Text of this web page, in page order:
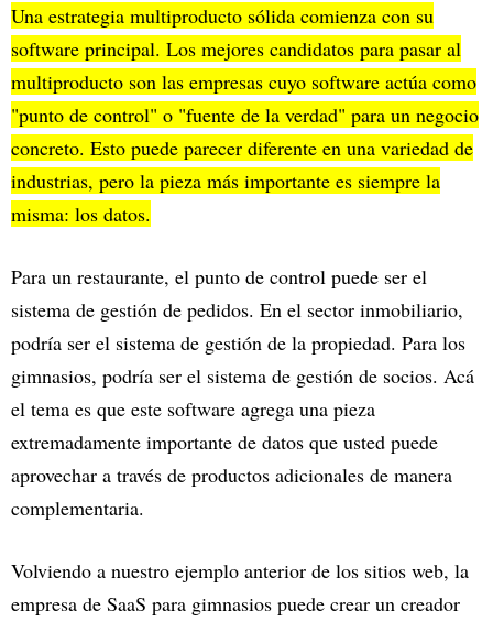
Una estrategia multiproducto sólida comienza con su
software principal. Los mejores candidatos para pasar al
multiproducto son las empresas cuyo software actúa como
"punto de control" o "fuente de la verdad" para un negocio
concreto. Esto puede parecer diferente en una variedad de
industrias, pero la pieza más importante es siempre la
misma: los datos.
Para un restaurante, el punto de control puede ser el
sistema de gestión de pedidos. En el sector inmobiliario,
podría ser el sistema de gestión de la propiedad. Para los
gimnasios, podría ser el sistema de gestión de socios. Acá
el tema es que este software agrega una pieza
extremadamente importante de datos que usted puede
aprovechar a través de productos adicionales de manera
complementaria.
Volviendo a nuestro ejemplo anterior de los sitios web, la
empresa de SaaS para gimnasios puede crear un creador